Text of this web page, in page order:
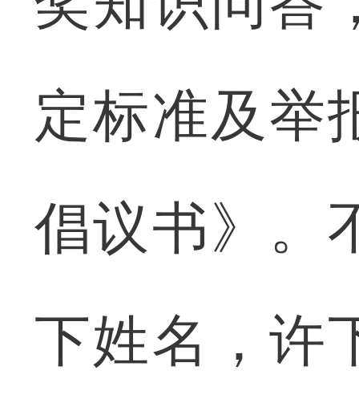
定标准及举
倡议书》。
下姓名，许